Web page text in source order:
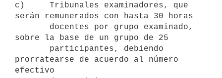
c)     Tribunales examinadores, que
serán remunerados con hasta 30 horas
sobre la base de un grupo de 25
prorratearse de acuerdo al número
efectivo